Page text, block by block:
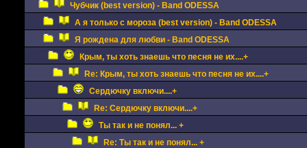
Чубчик (best version) - Band ODESSA
А я только с мороза (best version) - Band ODESSA
Я рождена для любви - Band ODESSA
Крым, ты хоть знаешь что песня не их....+
Re: Крым, ты хоть знаешь что песня не их....+
Сердючку включи....+
Re: Сердючку включи....+
Ты так и не понял... +
Re: Ты так и не понял... +